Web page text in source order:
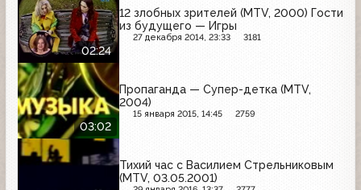
02:24
12 злобных зрителей (MTV, 2000) Гости
из будущего — Игры
27 декабря 2014, 23:33 3181
03:02
Пропаганда — Супер-детка (MTV,
2004)
15 января 2015, 14:45 2759
Тихий час с Василием Стрельниковым
(MTV, 03.05.2001)